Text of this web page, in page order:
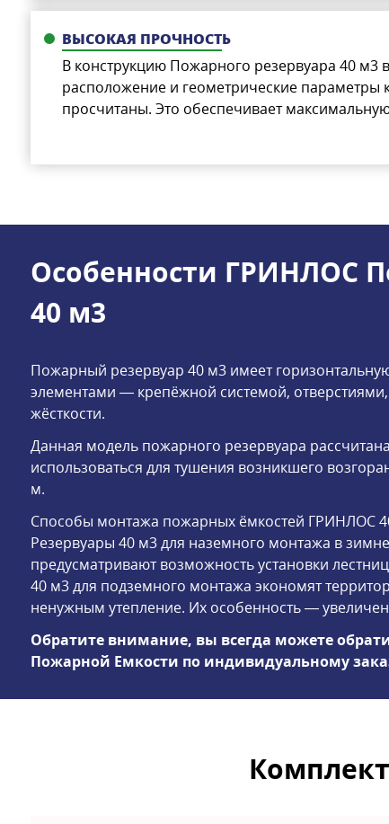
ВЫСОКАЯ ПРОЧНОСТЬ
В конструкцию Пожарного резервуара 40 м3
расположение и геометрические параметры
просчитаны. Это обеспечивает
Особенности ГРИНЛОС
40 м3
Пожарный резервуар 40 м3 имеет
элементами — крепёжной системой,
жёсткости.
Данная модель пожарного резервуара
использоваться для тушения возникшего
м.
Способы монтажа пожарных ёмкостей ГРИНЛОС
Резервуары 40 м3 для наземного монтажа в
предусматривают возможность установки
40 м3 для подземного монтажа экономят
ненужным утепление. Их особенность —
Обратите внимание, вы всегда можете
Пожарной Емкости по индивидуальному